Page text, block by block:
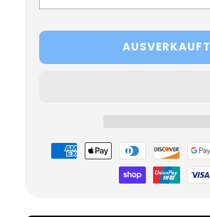
AUSVERKAUFT
Zahlungsmöglichkeiten